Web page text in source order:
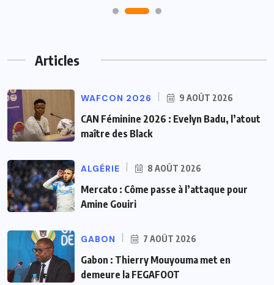
Articles
WAFCON 2026 9 AOÛT 2026
CAN Féminine 2026 : Evelyn Badu, l’atout
maître des Black
ALGÉRIE 8 AOÛT 2026
Mercato : Côme passe à l’attaque pour
Amine Gouiri
GABON 7 AOÛT 2026
Gabon : Thierry Mouyouma met en
demeure la FEGAFOOT